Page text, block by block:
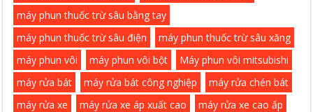
máy phun thuốc trừ sâu bằng tay
máy phun thuốc trừ sâu điện
máy phun thuốc trừ sâu xăng
máy phun vôi
máy phun vôi bột
Máy phun vôi mitsubishi
máy rửa bát
máy rửa bát công nghiệp
máy rửa chén bát
máy rửa xe
máy rửa xe áp xuất cao
máy rửa xe cao ấp